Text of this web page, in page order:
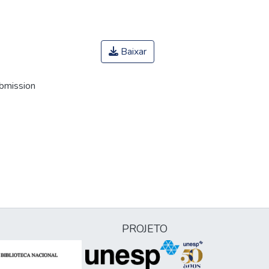
Baixar
PROJETO